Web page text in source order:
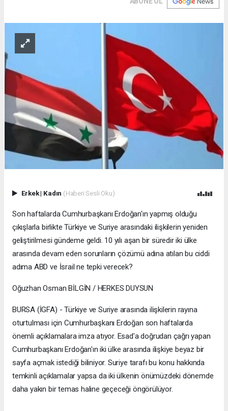
Erkek| Kadın (Haberi Sesli Oku)
Son haftalarda Cumhurbaşkanı Erdoğan'ın yapmış olduğu
çıkışlarla birlikte Türkiye ve Suriye arasındaki ilişkilerin yeniden
geliştirilmesi gündeme geldi. 10 yılı aşan bir süredir iki ülke
arasında devam eden sorunların çözümü adına atılan bu ciddi
adıma ABD ve İsrail ne tepki verecek?
Oğuzhan Osman BİLGİN / HERKES DUYSUN
BURSA (İGFA) - Türkiye ve Suriye arasında ilişkilerin rayına
oturtulması için Cumhurbaşkanı Erdoğan son haftalarda
önemli açıklamalara imza atıyor. Esad'a doğrudan çağrı yapan
Cumhurbaşkanı Erdoğan'ın iki ülke arasında ilişkiye beyaz bir
sayfa açmak istediği biliniyor. Suriye tarafı bu konu hakkında
temkinli açıklamalar yapsa da iki ülkenin önümüzdeki dönemde
daha yakın bir temas haline geçeceği öngörülüyor.